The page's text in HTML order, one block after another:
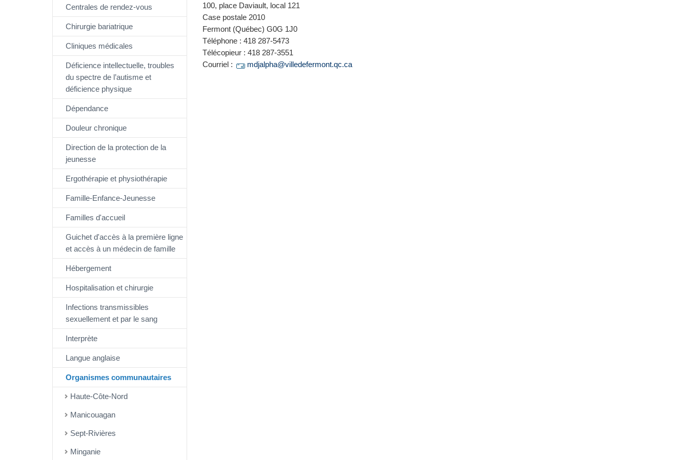
Centrales de rendez-vous
Chirurgie bariatrique
Cliniques médicales
Déficience intellectuelle, troubles
du spectre de l’autisme et
déficience physique
Dépendance
Douleur chronique
Direction de la protection de la
jeunesse
Ergothérapie et physiothérapie
Famille-Enfance-Jeunesse
Familles d'accueil
Guichet d'accès à la première ligne
et accès à un médecin de famille
Hébergement
Hospitalisation et chirurgie
Infections transmissibles
sexuellement et par le sang
Interprète
Langue anglaise
Organismes communautaires
Haute-Côte-Nord
Manicouagan
Sept-Rivières
Minganie
100, place Daviault, local 121
Case postale 2010
Fermont (Québec) G0G 1J0
Téléphone : 418 287-5473
Télécopieur : 418 287-3551
Courriel :
mdjalpha@villedefermont.qc.ca